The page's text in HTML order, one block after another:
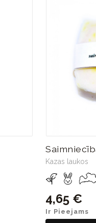
Kazas laukos
4,65 €
Ir Pieejams